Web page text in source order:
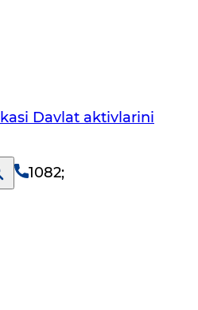
Davlat aktivlarini
1082;